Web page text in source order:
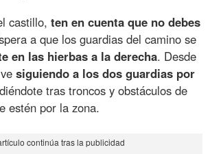
castillo,ten en cuenta que no debes
a que los guardias del camino se
en las hierbas a la derecha. Desde
vesiguiendo a los dos guardias por
tras troncos y obstáculos de
estén por la zona.